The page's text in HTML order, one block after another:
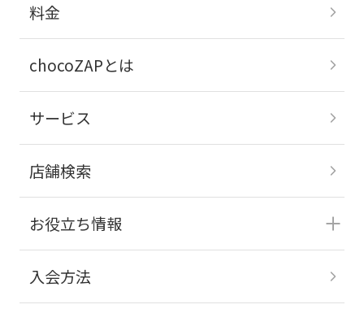
料金
chocoZAPとは
サービス
店舗検索
お役立ち情報
入会方法